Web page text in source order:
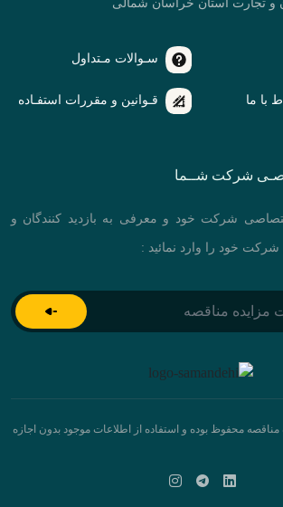
و تجارت استان خراسان شمالی
سـوالات مـتداول
با ما قـوانین و مقررات استفـاده
شرکت شــما
شرکت خود و معرفی به بازدید کنندگان و
خود را وارد نمائید :
محفوظ بوده و استفاده از اطلاعات موجود بدون اجازه